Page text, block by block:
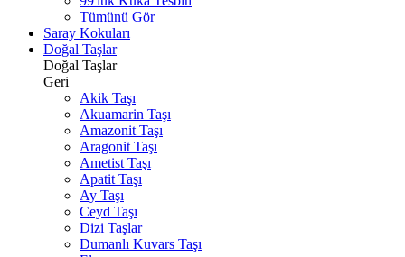
Tümünü Gör
Saray Kokuları
Doğal Taşlar
Doğal Taşlar
Geri
Akik Taşı
Akuamarin Taşı
Amazonit Taşı
Aragonit Taşı
Ametist Taşı
Apatit Taşı
Ay Taşı
Ceyd Taşı
Dizi Taşlar
Dumanlı Kuvars Taşı